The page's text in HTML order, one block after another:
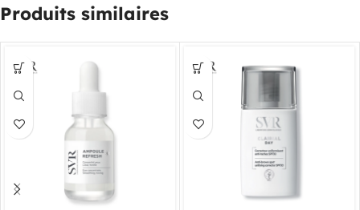
Produits similaires